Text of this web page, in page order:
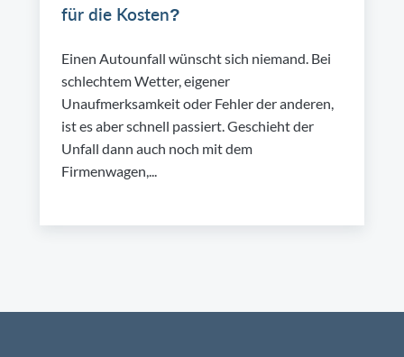
für die Kosten?
Einen Autounfall wünscht sich niemand. Bei
schlechtem Wetter, eigener
Unaufmerksamkeit oder Fehler der anderen,
ist es aber schnell passiert. Geschieht der
Unfall dann auch noch mit dem
Firmenwagen,...